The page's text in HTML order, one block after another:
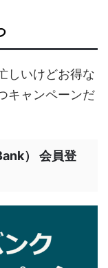
しいけどお得な
キャンペーンだ
） 会員登